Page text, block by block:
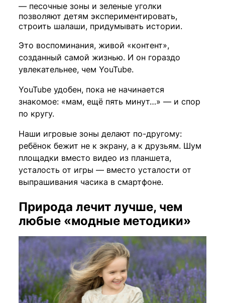
— песочные зоны и зеленые уголки
позволяют детям экспериментировать,
строить шалаши, придумывать истории.
Это воспоминания, живой «контент»,
созданный самой жизнью. И он гораздо
увлекательнее, чем YouTube.
YouTube удобен, пока не начинается
знакомое: «мам, ещё пять минут…» — и спор
по кругу.
Наши игровые зоны делают по-другому:
ребёнок бежит не к экрану, а к друзьям. Шум
площадки вместо видео из планшета,
усталость от игры — вместо усталости от
выпрашивания часика в смартфоне.
Природа лечит лучше, чем
любые «модные методики»